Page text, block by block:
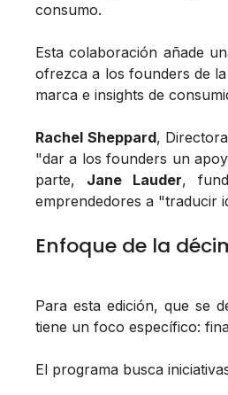
consumo.
Esta colaboración añade
ofrezca a los founders de
marca e insights de
Rachel Sheppard,
"dar a los founders un
parte, Jane Lauder,
emprendedores a "traducir
Enfoque de la
Para esta edición, que se
tiene un foco específico:
El programa busca